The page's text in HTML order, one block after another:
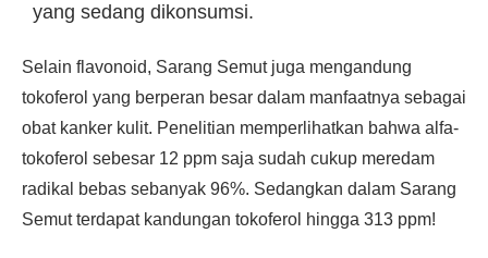
yang sedang dikonsumsi.
Selain flavonoid, Sarang Semut juga mengandung
tokoferol yang berperan besar dalam manfaatnya sebagai
obat kanker kulit. Penelitian memperlihatkan bahwa alfa-
tokoferol sebesar 12 ppm saja sudah cukup meredam
radikal bebas sebanyak 96%. Sedangkan dalam Sarang
Semut terdapat kandungan tokoferol hingga 313 ppm!